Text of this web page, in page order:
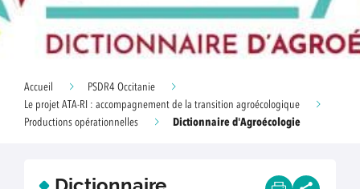
Accueil
PSDR4 Occitanie
Le projet ATA-RI : accompagnement de la transition agroécologique
Productions opérationnelles
Dictionnaire d'Agroécologie